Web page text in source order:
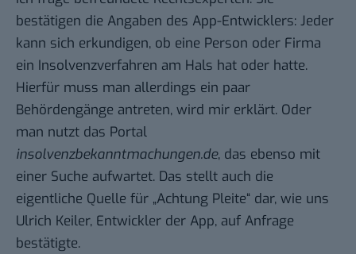
bestätigen die Angaben des App-Entwicklers: Jeder
kann sich erkundigen, ob eine Person oder Firma
ein Insolvenzverfahren am Hals hat oder hatte.
Hierfür muss man allerdings ein paar
Behördengänge antreten, wird mir erklärt. Oder
man nutzt das Portal
insolvenzbekanntmachungen.de, das ebenso mit
einer Suche aufwartet. Das stellt auch die
eigentliche Quelle für „Achtung Pleite“ dar, wie uns
Ulrich Keiler, Entwickler der App, auf Anfrage
bestätigte.